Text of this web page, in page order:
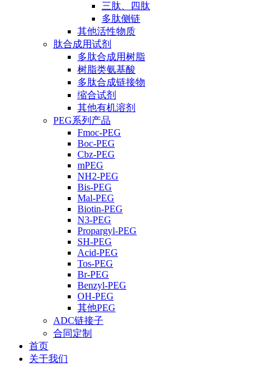
三肽、四肽
多肽侧链
其他活性物质
肽合成用试剂
多肽合成用树脂
树脂类氨基酸
多肽合成链接物
缩合试剂
其他有机溶剂
PEG系列产品
Fmoc-PEG
Boc-PEG
Cbz-PEG
mPEG
NH2-PEG
Bis-PEG
Mal-PEG
Biotin-PEG
N3-PEG
Propargyl-PEG
SH-PEG
Acid-PEG
Tos-PEG
Br-PEG
Benzyl-PEG
OH-PEG
其他PEG
ADC链接子
合同定制
首页
关于我们